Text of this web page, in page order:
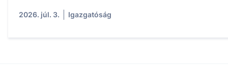
2026. júl. 3. Igazgatóság